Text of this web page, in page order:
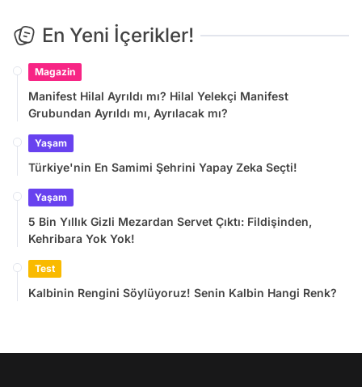
En Yeni İçerikler!
Magazin
Manifest Hilal Ayrıldı mı? Hilal Yelekçi Manifest
Grubundan Ayrıldı mı, Ayrılacak mı?
Yaşam
Türkiye'nin En Samimi Şehrini Yapay Zeka Seçti!
Yaşam
5 Bin Yıllık Gizli Mezardan Servet Çıktı: Fildişinden,
Kehribara Yok Yok!
Test
Kalbinin Rengini Söylüyoruz! Senin Kalbin Hangi Renk?